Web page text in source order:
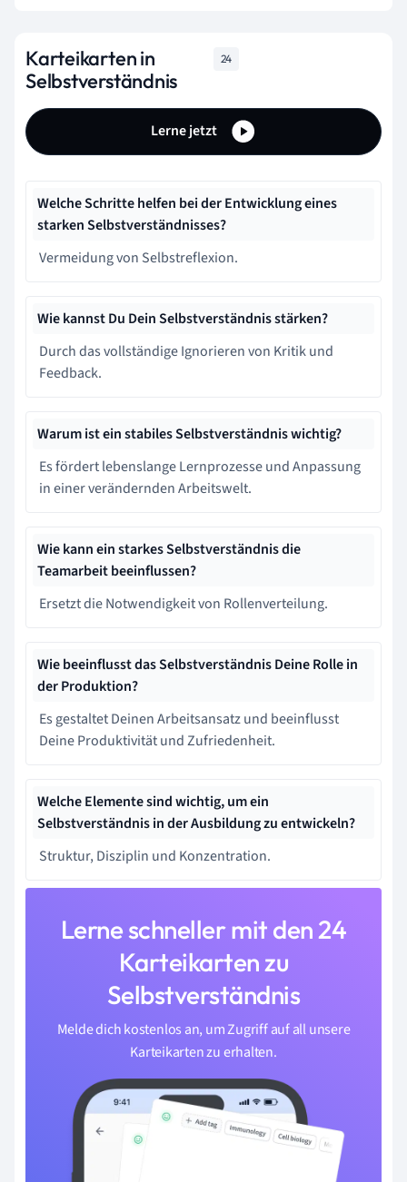
Karteikarten in
Selbstverständnis
24
Lerne jetzt
Welche Schritte helfen bei der Entwicklung eines
starken Selbstverständnisses?
Vermeidung von Selbstreflexion.
Wie kannst Du Dein Selbstverständnis stärken?
Durch das vollständige Ignorieren von Kritik und
Feedback.
Warum ist ein stabiles Selbstverständnis wichtig?
Es fördert lebenslange Lernprozesse und Anpassung
in einer verändernden Arbeitswelt.
Wie kann ein starkes Selbstverständnis die
Teamarbeit beeinflussen?
Ersetzt die Notwendigkeit von Rollenverteilung.
Wie beeinflusst das Selbstverständnis Deine Rolle in
der Produktion?
Es gestaltet Deinen Arbeitsansatz und beeinflusst
Deine Produktivität und Zufriedenheit.
Welche Elemente sind wichtig, um ein
Selbstverständnis in der Ausbildung zu entwickeln?
Struktur, Disziplin und Konzentration.
Lerne schneller mit den 24
Karteikarten zu
Selbstverständnis
Melde dich kostenlos an, um Zugriff auf all unsere
Karteikarten zu erhalten.